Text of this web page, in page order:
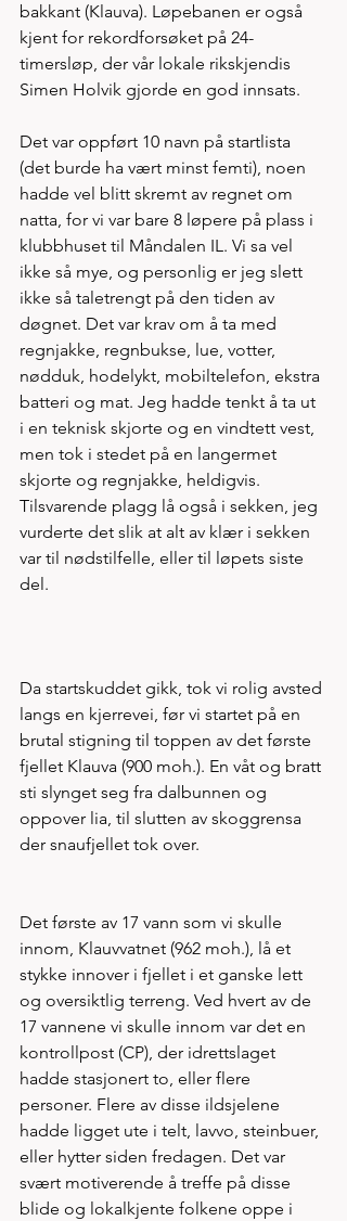
bakkant (Klauva). Løpebanen er også
kjent for rekordforsøket på 24-
timersløp, der vår lokale rikskjendis
Simen Holvik gjorde en god innsats.
Det var oppført 10 navn på startlista
(det burde ha vært minst femti), noen
hadde vel blitt skremt av regnet om
natta, for vi var bare 8 løpere på plass i
klubbhuset til Måndalen IL. Vi sa vel
ikke så mye, og personlig er jeg slett
ikke så taletrengt på den tiden av
døgnet. Det var krav om å ta med
regnjakke, regnbukse, lue, votter,
nødduk, hodelykt, mobiltelefon, ekstra
batteri og mat. Jeg hadde tenkt å ta ut
i en teknisk skjorte og en vindtett vest,
men tok i stedet på en langermet
skjorte og regnjakke, heldigvis.
Tilsvarende plagg lå også i sekken, jeg
vurderte det slik at alt av klær i sekken
var til nødstilfelle, eller til løpets siste
del.
Da startskuddet gikk, tok vi rolig avsted
langs en kjerrevei, før vi startet på en
brutal stigning til toppen av det første
fjellet Klauva (900 moh.). En våt og bratt
sti slynget seg fra dalbunnen og
oppover lia, til slutten av skoggrensa
der snaufjellet tok over.
Det første av 17 vann som vi skulle
innom, Klauvvatnet (962 moh.), lå et
stykke innover i fjellet i et ganske lett
og oversiktlig terreng. Ved hvert av de
17 vannene vi skulle innom var det en
kontrollpost (CP), der idrettslaget
hadde stasjonert to, eller flere
personer. Flere av disse ildsjelene
hadde ligget ute i telt, lavvo, steinbuer,
eller hytter siden fredagen. Det var
svært motiverende å treffe på disse
blide og lokalkjente folkene oppe i